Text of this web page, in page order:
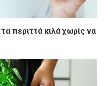
περιττά κιλά χωρίς να